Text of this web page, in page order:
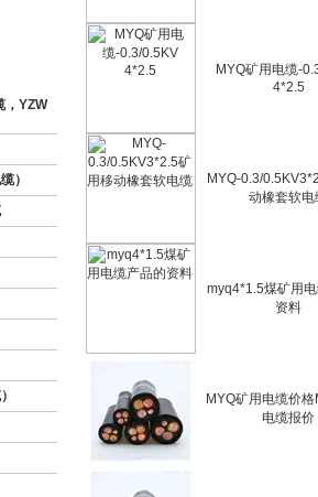
，YZW
）
MYQ矿用电缆-
4*2.5
MYQ-0.3/
动橡套软电
myq4*1.5煤矿用
资料
MYQ矿用电缆价
电缆报价